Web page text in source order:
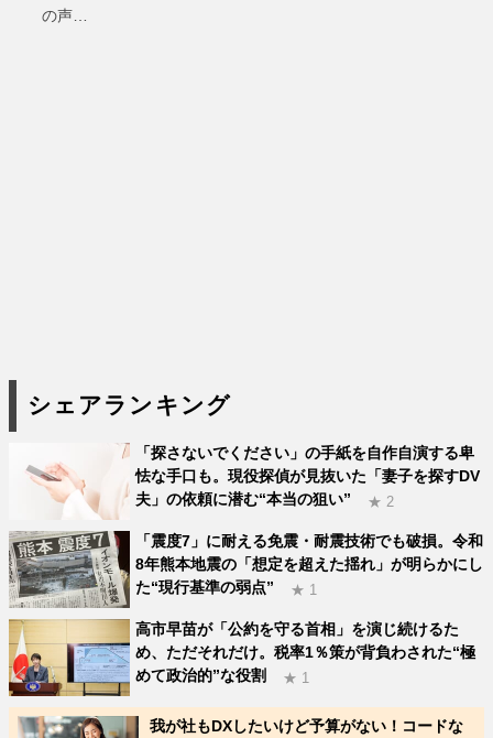
の声…
シェアランキング
「探さないでください」の手紙を自作自演する卑
怯な手口も。現役探偵が見抜いた「妻子を探すDV
夫」の依頼に潜む“本当の狙い”
★ 2
「震度7」に耐える免震・耐震技術でも破損。令和
8年熊本地震の「想定を超えた揺れ」が明らかにし
た“現行基準の弱点”
★ 1
高市早苗が「公約を守る首相」を演じ続けるた
め、ただそれだけ。税率1％策が背負わされた“極
めて政治的”な役割
★ 1
我が社もDXしたいけど予算がない！コードな